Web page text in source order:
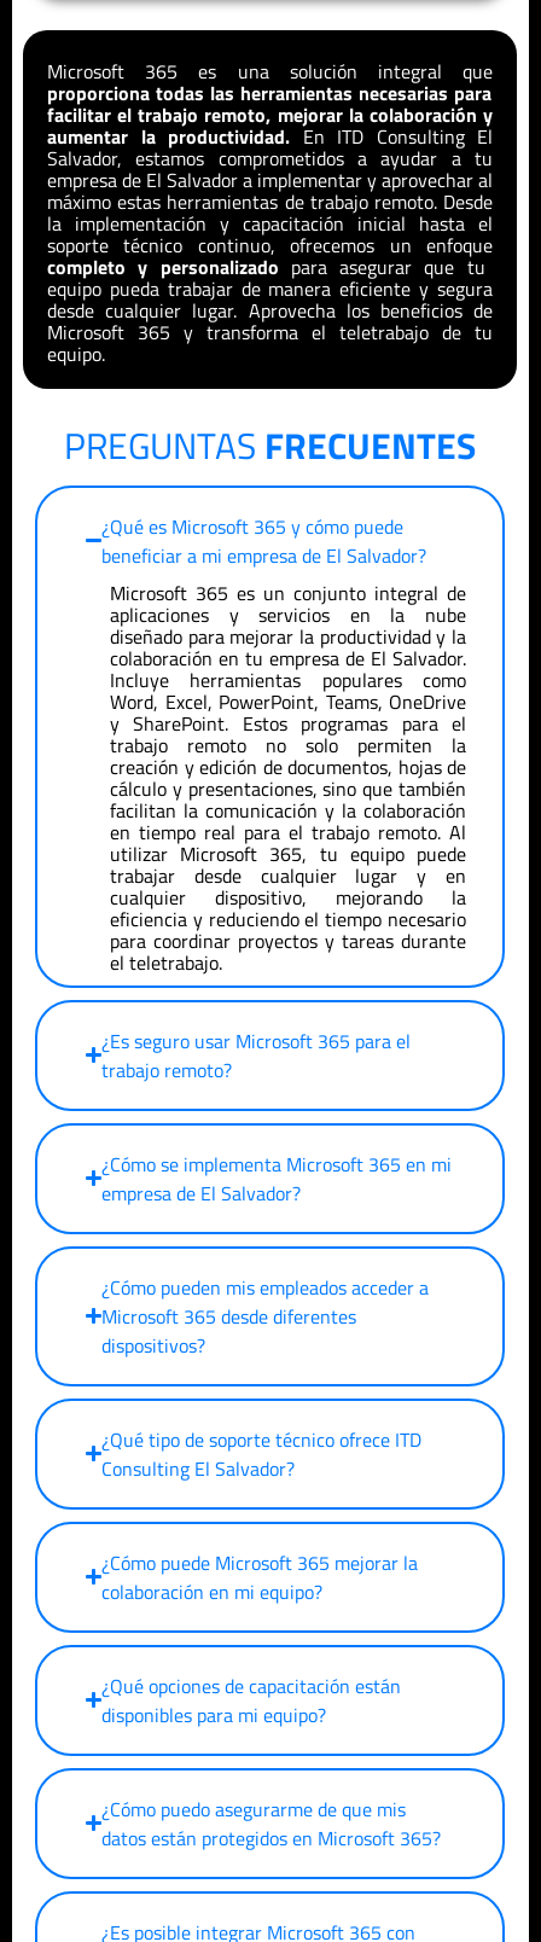
Microsoft 365 es una solución integral que
proporciona todas las herramientas necesarias para
facilitar el trabajo remoto, mejorar la colaboración y
aumentar la productividad. En ITD Consulting El
Salvador, estamos comprometidos a ayudar a tu
empresa de El Salvadora implementar y aprovechar al
máximo estas herramientas de trabajo remoto. Desde
la implementación y capacitación inicial hasta el
soporte técnico continuo, ofrecemos un enfoque
completo y personalizado para asegurar que tu
equipo pueda trabajar de manera eficiente y segura
desde cualquier lugar. Aprovecha los beneficios de
Microsoft 365 y transforma el teletrabajo de tu
equipo.
PREGUNTAS FRECUENTES
¿Qué es Microsoft 365 y cómo puede
beneficiar a mi empresa de El Salvador?
Microsoft 365 es un conjunto integral de
aplicaciones y servicios en la nube
diseñado para mejorar la productividad y la
colaboración en tu empresa de El Salvador.
Incluye herramientas populares como
Word, Excel, PowerPoint, Teams, OneDrive
y SharePoint. Estos programas para el
trabajo remoto no solo permiten la
creación y edición de documentos, hojas de
cálculo y presentaciones, sino que también
facilitan la comunicación y la colaboración
en tiempo real para el trabajo remoto. Al
utilizar Microsoft 365, tu equipo puede
trabajar desde cualquier lugar y en
cualquier dispositivo, mejorando la
eficiencia y reduciendo el tiempo necesario
para coordinar proyectos y tareas durante
el teletrabajo.
¿Es seguro usar Microsoft 365 para el
trabajo remoto?
¿Cómo se implementa Microsoft 365 en mi
empresa de El Salvador?
¿Cómo pueden mis empleados acceder a
Microsoft 365 desde diferentes
dispositivos?
¿Qué tipo de soporte técnico ofrece ITD
Consulting El Salvador?
¿Cómo puede Microsoft 365 mejorar la
colaboración en mi equipo?
¿Qué opciones de capacitación están
disponibles para mi equipo?
¿Cómo puedo asegurarme de que mis
datos están protegidos en Microsoft 365?
¿Es posible integrar Microsoft 365 con